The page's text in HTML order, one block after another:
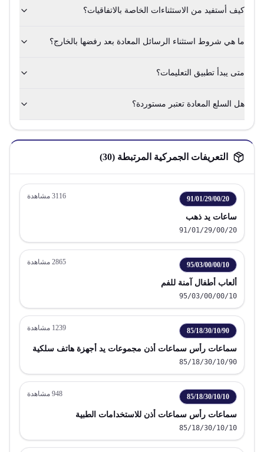
كيف أستفيد من الاستثناءات الخاصة بالاتفاقيات؟
ما هي شروط استثناء الرسائل المعادة بعد رفضها بالخارج؟
متى يبدأ تطبيق التعليمات؟
هل السلع المعادة تعتبر مستوردة؟
التعريفات الجمركية المرتبطة (30
)
91/01/29/00/20
3116 مشاهدة
ساعات يد ذهب
91/01/29/00/20
95/03/00/00/10
2865 مشاهدة
ألعاب أطفال آمنة للفم
95/03/00/00/10
85/18/30/10/90
1239 مشاهدة
سماعات رأس سماعات أذن مجموعات يد أجهزة هاتف سلكية
85/18/30/10/90
85/18/30/10/10
948 مشاهدة
سماعات رأس سماعات أذن للاستخدامات الطبية
85/18/30/10/10